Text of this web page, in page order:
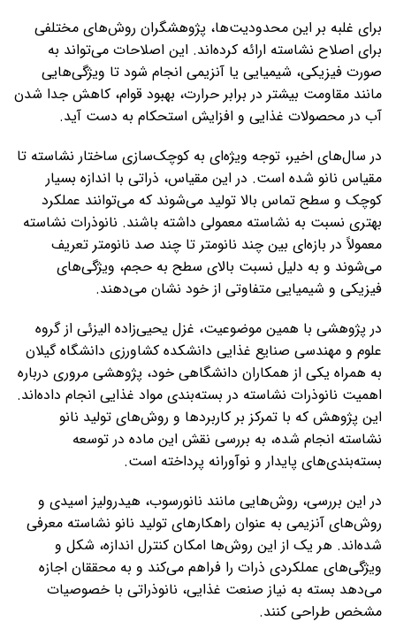
برای غلبه بر این محدودیت‌ها، پژوهشگران روش‌های مختلفی
برای اصلاح نشاسته ارائه کرده‌اند. این اصلاحات می‌تواند به
صورت فیزیکی، شیمیایی یا آنزیمی انجام شود تا ویژگی‌هایی
مانند مقاومت بیشتر در برابر حرارت، بهبود قوام، کاهش جدا شدن
آب در محصولات غذایی و افزایش استحکام به دست آید.
در سال‌های اخیر، توجه ویژه‌ای به کوچک‌سازی ساختار نشاسته تا
مقیاس نانو شده است. در این مقیاس، ذراتی با اندازه بسیار
کوچک و سطح تماس بالا تولید می‌شوند که می‌توانند عملکرد
بهتری نسبت به نشاسته معمولی داشته باشند. نانوذرات نشاسته
معمولاً در بازه‌ای بین چند نانومتر تا چند صد نانومتر تعریف
می‌شوند و به دلیل نسبت بالای سطح به حجم، ویژگی‌های
فیزیکی و شیمیایی متفاوتی از خود نشان می‌دهند.
در پژوهشی با همین موضوعیت، غزل یحیی‌زاده الیزئی از گروه
علوم و مهندسی صنایع غذایی دانشکده کشاورزی دانشگاه گیلان
به همراه یکی از همکاران دانشگاهی خود، پژوهشی مروری درباره
اهمیت نانوذرات نشاسته در بسته‌بندی مواد غذایی انجام داده‌اند.
این پژوهش که با تمرکز بر کاربردها و روش‌های تولید نانو
نشاسته انجام شده، به بررسی نقش این ماده در توسعه
بسته‌بندی‌های پایدار و نوآورانه پرداخته است.
در این بررسی، روش‌هایی مانند نانورسوب، هیدرولیز اسیدی و
روش‌های آنزیمی به عنوان راهکارهای تولید نانو نشاسته معرفی
شده‌اند. هر یک از این روش‌ها امکان کنترل اندازه، شکل و
ویژگی‌های عملکردی ذرات را فراهم می‌کند و به محققان اجازه
می‌دهد بسته به نیاز صنعت غذایی، نانوذراتی با خصوصیات
مشخص طراحی کنند.